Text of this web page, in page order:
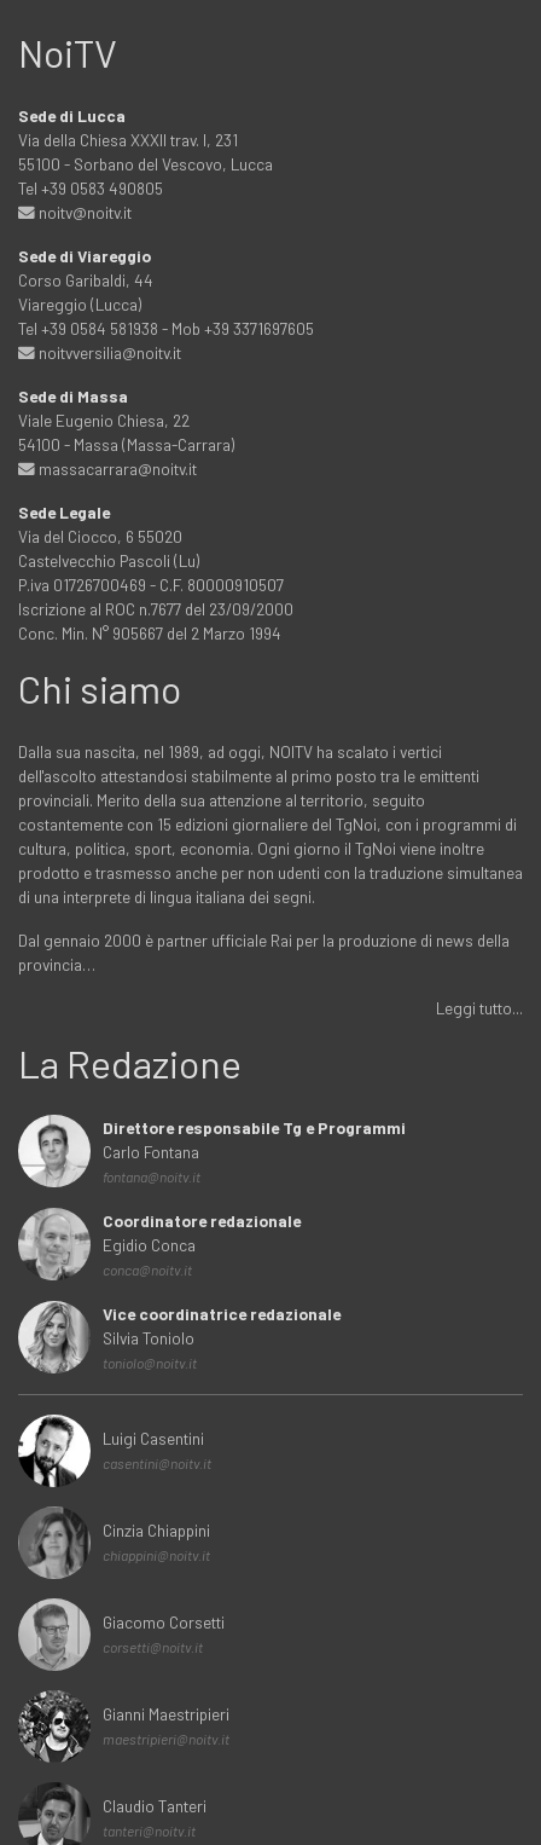
NoiTV
Sede di Lucca
Via della Chiesa XXXII trav. I, 231
55100 - Sorbano del Vescovo, Lucca
Tel +39 0583 490805
noitv@noitv.it
Sede di Viareggio
Corso Garibaldi, 44
Viareggio (Lucca)
Tel +39 0584 581938 - Mob +39 3371697605
noitvversilia@noitv.it
Sede di Massa
Viale Eugenio Chiesa, 22
54100 - Massa (Massa-Carrara)
massacarrara@noitv.it
Sede Legale
Via del Ciocco, 6 55020
Castelvecchio Pascoli (Lu)
P.iva 01726700469 - C.F. 80000910507
Iscrizione al ROC n.7677 del 23/09/2000
Conc. Min. N° 905667 del 2 Marzo 1994
Chi siamo
Dalla sua nascita, nel 1989, ad oggi, NOITV ha scalato i vertici
dell'ascolto attestandosi stabilmente al primo posto tra le emittenti
provinciali. Merito della sua attenzione al territorio, seguito
costantemente con 15 edizioni giornaliere del TgNoi, con i programmi di
cultura, politica, sport, economia. Ogni giorno il TgNoi viene inoltre
prodotto e trasmesso anche per non udenti con la traduzione simultanea
di una interprete di lingua italiana dei segni.
Dal gennaio 2000 è partner ufficiale Rai per la produzione di news della
provincia…
Leggi tutto...
La Redazione
Direttore responsabile Tg e Programmi
Carlo Fontana
fontana@noitv.it
Coordinatore redazionale
Egidio Conca
conca@noitv.it
Vice coordinatrice redazionale
Silvia Toniolo
toniolo@noitv.it
Luigi Casentini
casentini@noitv.it
Cinzia Chiappini
chiappini@noitv.it
Giacomo Corsetti
corsetti@noitv.it
Gianni Maestripieri
maestripieri@noitv.it
Claudio Tanteri
tanteri@noitv.it